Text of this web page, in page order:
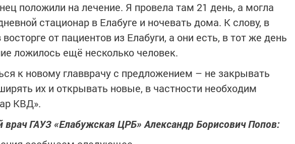
положили на лечение. Я провела там 21 день, а могла
стационар в Елабуге и ночевать дома. К слову, в
от пациентов из Елабуги, а они есть, в тот же день
ложилось ещё несколько человек.
к новому главврачу с предложением – не закрывать
их и открывать новые, в частности необходим
КВД».
врач ГАУЗ «Елабужская ЦРБ» Александр Борисович Попов: